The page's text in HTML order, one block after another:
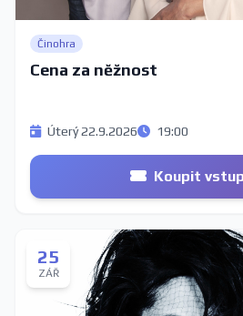
Činohra
Cena za něžnost
Úterý 22.9.2026 19:00
Koupit
25
ZÁŘ